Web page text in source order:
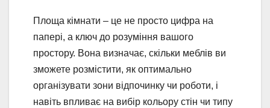
Площа кімнати – це не просто цифра на
папері, а ключ до розуміння вашого
простору. Вона визначає, скільки меблів ви
зможете розмістити, як оптимально
організувати зони відпочинку чи роботи, і
навіть впливає на вибір кольору стін чи типу